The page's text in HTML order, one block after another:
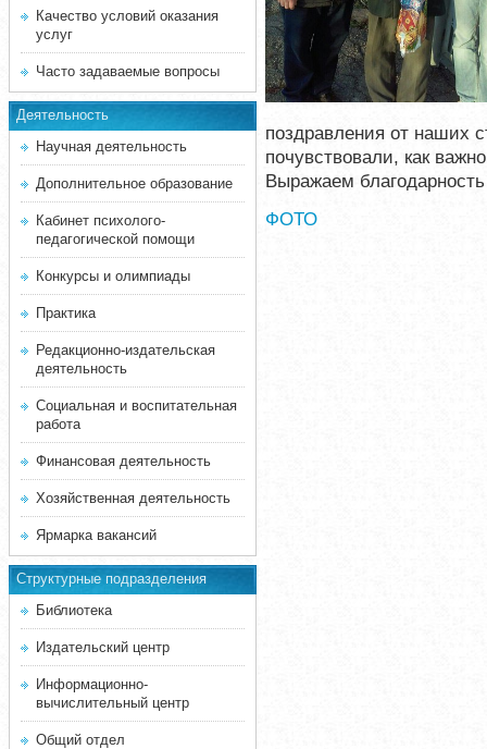
Качество условий оказания
услуг
Часто задаваемые вопросы
Деятельность
Научная деятельность
Дополнительное образование
Кабинет психолого-
педагогической помощи
Конкурсы и олимпиады
Практика
Редакционно-издательская
деятельность
Социальная и воспитательная
работа
Финансовая деятельность
Хозяйственная деятельность
Ярмарка вакансий
Структурные подразделения
Библиотека
Издательский центр
Информационно-
вычислительный центр
Общий отдел
поздравления от наших
почувствовали, как
Выражаем
ФОТО